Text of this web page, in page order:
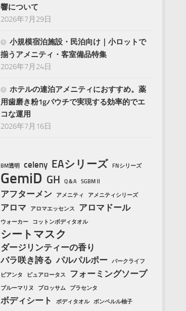
響について
2026年7月29日
小規模宿泊施設・民泊向け｜小ロットで
揃うアメニティ・客室備品特集
2026年7月24日
ホテルの連泊アメニティにおすすめ。薬
用歯磨き粉1gパウチで実現する効率的でエ
コな運用
2026年7月16日
BM透明 celeny EAシリーズ FNシリーズ
GemiD GH Q＆A SGBMⅡ
アフターメン アメニティ アメニティシリーズ
アロマ アロマエッセンス アロマドール
ウォーカー コットンボディタオル
シートマスク
ダージリンティーの香り
バラ咲き誇る パルパルポー パークライフ
ピアンタ ピュアロータス フォーミングソープ
ブルーマリヌ ブロッサム プラセンタ
ボディシート ボディタオル
ボンペルル柚子